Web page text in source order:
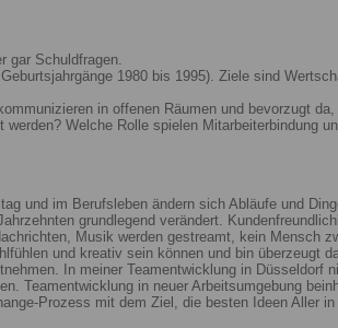
gar Schuldfragen.
1980 bis 1995). Ziele sind
in offenen Räumen und bevorzugt
Welche Rolle spielen Mitarbeiterbindung
und im Berufsleben ändern sich Abläufe und
grundlegend verändert.
Musik werden gestreamt, kein Mensch
und kreativ sein können und bin überzeugt
In meiner Teamentwicklung in Düsseldorf
Teamentwicklung in neuer Arbeitsumgebung
Prozess mit dem Ziel, die besten Ideen Aller